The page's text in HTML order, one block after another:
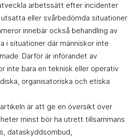
arbetssätt efter incidenter
eller svårbedömda situationer
innebär också behandling av
i situationer där människor inte
Därför är införandet av
inte bara en teknisk eller operativ
organisatoriska och etiska
är att ge en översikt över
minst bör ha utrett tillsammans
dataskyddsombud,